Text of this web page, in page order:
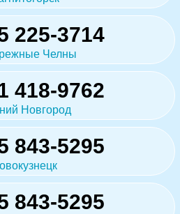
225-3714
Челны
418-9762
Новгород
843-5295
843-5295